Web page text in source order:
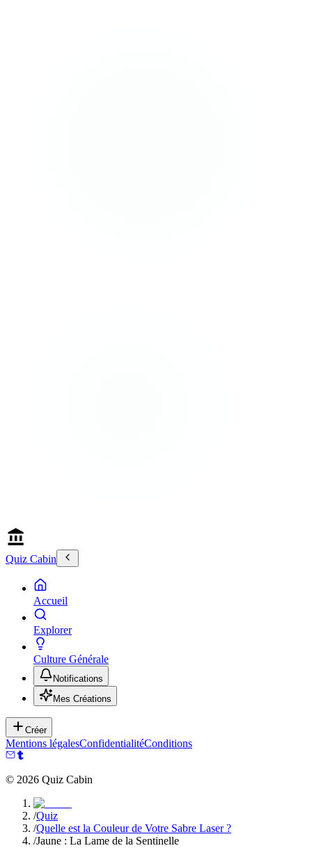
Quiz Cabin
Accueil
Explorer
Culture Générale
Notifications
Mes Créations
Créer
Mentions légalesConfidentialitéConditions
© 2026 Quiz Cabin
/Quiz
/Quelle est la Couleur de Votre Sabre Laser ?
/Jaune : La Lame de la Sentinelle